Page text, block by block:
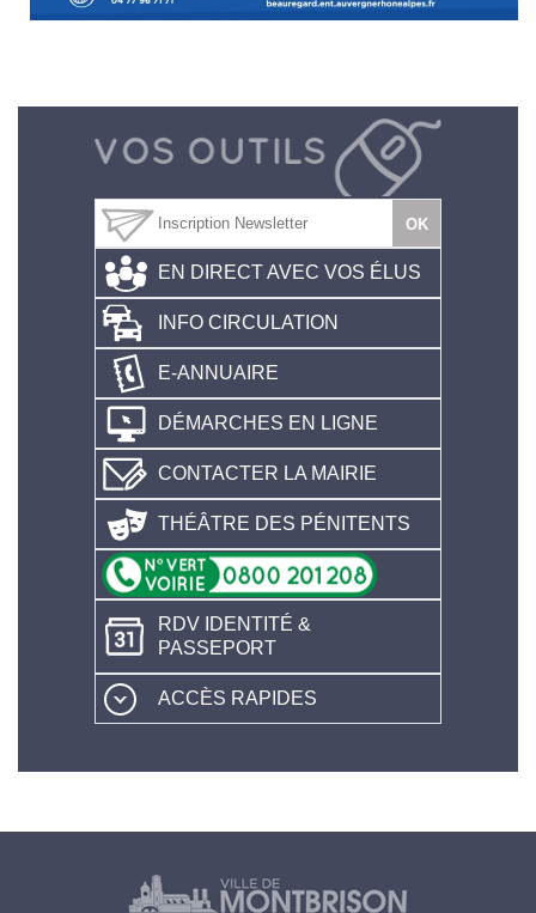
EN DIRECT AVEC VOS ÉLUS
INFO CIRCULATION
E-ANNUAIRE
DÉMARCHES EN LIGNE
CONTACTER LA MAIRIE
THÉÂTRE DES PÉNITENTS
RDV IDENTITÉ &
PASSEPORT
ACCÈS RAPIDES